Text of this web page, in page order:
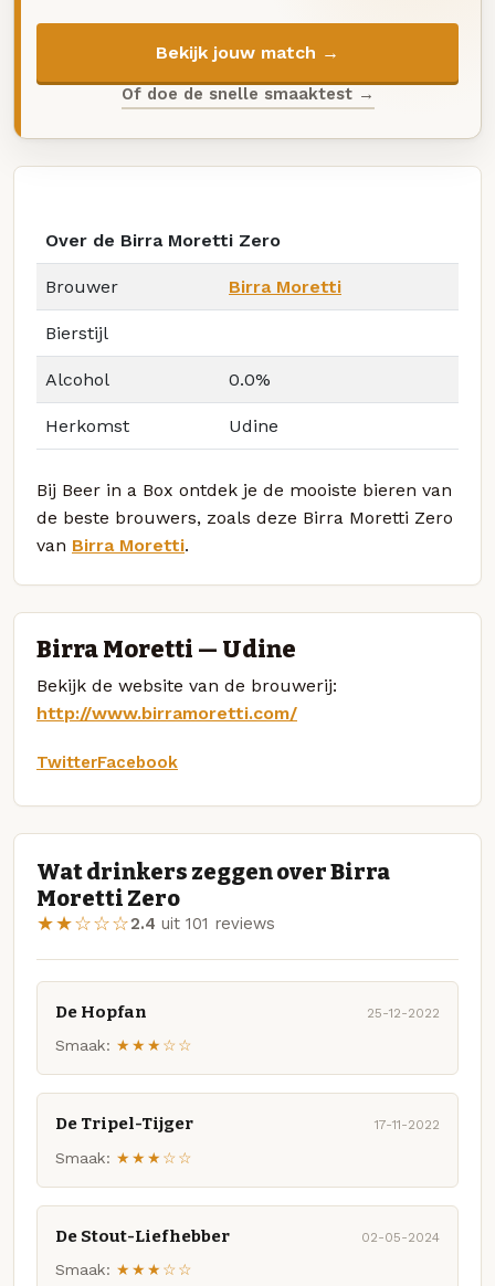
Bekijk jouw match →
Of doe de snelle smaaktest →
Over de Birra Moretti Zero
Brouwer Birra Moretti
Bierstijl
Alcohol 0.0%
Herkomst Udine
Bij Beer in a Box ontdek je de mooiste bieren van
de beste brouwers, zoals deze Birra Moretti Zero
van Birra Moretti.
Birra Moretti — Udine
Bekijk de website van de brouwerij:
http://www.birramoretti.com/
TwitterFacebook
Wat drinkers zeggen over Birra
Moretti Zero
★★☆☆☆2.4 uit 101 reviews
De Hopfan 25-12-2022
Smaak: ★★★☆☆
De Tripel-Tijger 17-11-2022
Smaak: ★★★☆☆
De Stout-Liefhebber 02-05-2024
Smaak: ★★★☆☆